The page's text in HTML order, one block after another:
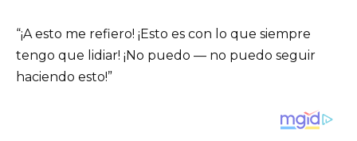
“¡A esto me refiero! ¡Esto es con lo que siempre
tengo que lidiar! ¡No puedo — no puedo seguir
haciendo esto!”